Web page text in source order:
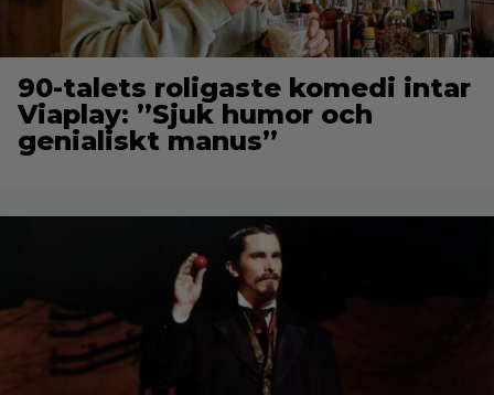
90-talets roligaste komedi intar
Viaplay: ”Sjuk humor och
genialiskt manus”